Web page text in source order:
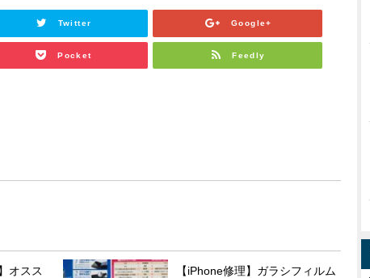
Twitter Google+
Pocket Feedly
オスス
【iPhone修理】ガラシフィルム